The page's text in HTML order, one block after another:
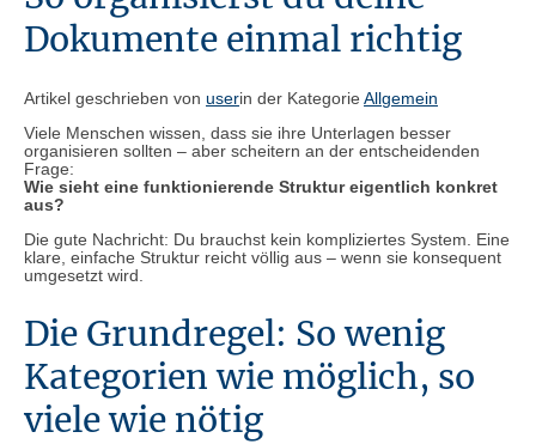
Dokumente einmal richtig
Artikel geschrieben von userin der Kategorie Allgemein
Viele Menschen wissen, dass sie ihre Unterlagen besser
organisieren sollten – aber scheitern an der entscheidenden
Frage:
Wie sieht eine funktionierende Struktur eigentlich konkret
aus?
Die gute Nachricht: Du brauchst kein kompliziertes System. Eine
klare, einfache Struktur reicht völlig aus – wenn sie konsequent
umgesetzt wird.
Die Grundregel: So wenig
Kategorien wie möglich, so
viele wie nötig